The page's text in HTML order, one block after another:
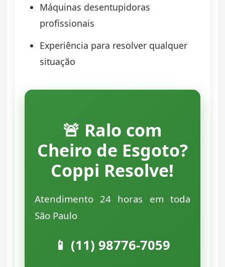
Máquinas desentupidoras
profissionais
Experiência para resolver qualquer
situação
🚨 Ralo com
Cheiro de Esgoto?
Coppi Resolve!
Atendimento 24 horas em toda
São Paulo
📱 (11) 98776-7059